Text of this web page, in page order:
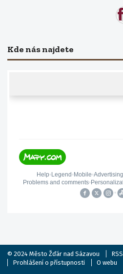
Kde nás najdete
© 2024 Město Žďár nad Sázavou RSS
Prohlášení o přístupnosti
O webu